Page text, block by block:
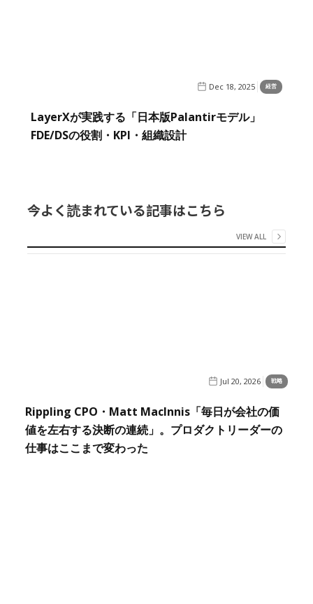
Dec 18, 2025 経営
LayerXが実践する「日本版Palantirモデル」
FDE/DSの役割・KPI・組織設計
今よく読まれている記事はこちら
VIEW ALL
Jul 20, 2026 戦略
Rippling CPO・Matt MacInnis「毎日が会社の価
値を左右する決断の連続」。プロダクトリーダーの
仕事はここまで変わった